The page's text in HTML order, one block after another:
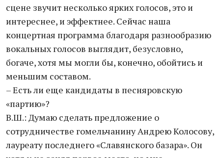
сцене звучит несколько ярких голосов, это и
интереснее, и эффектнее. Сейчас наша
концертная программа благодаря разнообразию
вокальных голосов выглядит, безусловно,
богаче, хотя мы могли бы, конечно, обойтись и
меньшим составом.
– Есть ли еще кандидаты в песняровскую
«партию»?
В.Ш.: Думаю сделать предложение о
сотрудничестве гомельчанину Андрею Колосову,
лауреату последнего «Славянского базара». Он